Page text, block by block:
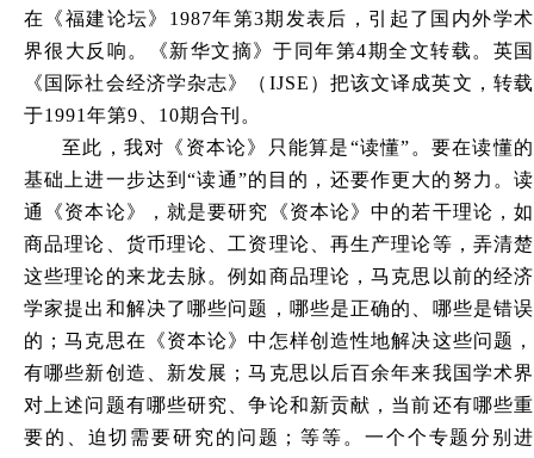
在《福建论坛》1987年第3期发表后，引起了国内外学术
界很大反响。《新华文摘》于同年第4期全文转载。英国
《国际社会经济学杂志》（IJSE）把该文译成英文，转载
于1991年第9、10期合刊。
至此，我对《资本论》只能算是“读懂”。要在读懂的
基础上进一步达到“读通”的目的，还要作更大的努力。读
通《资本论》，就是要研究《资本论》中的若干理论，如
商品理论、货币理论、工资理论、再生产理论等，弄清楚
这些理论的来龙去脉。例如商品理论，马克思以前的经济
学家提出和解决了哪些问题，哪些是正确的、哪些是错误
的；马克思在《资本论》中怎样创造性地解决这些问题，
有哪些新创造、新发展；马克思以后百余年来我国学术界
对上述问题有哪些研究、争论和新贡献，当前还有哪些重
要的、迫切需要研究的问题；等等。一个个专题分别进